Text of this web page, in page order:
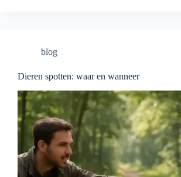
blog
Dieren spotten: waar en wanneer